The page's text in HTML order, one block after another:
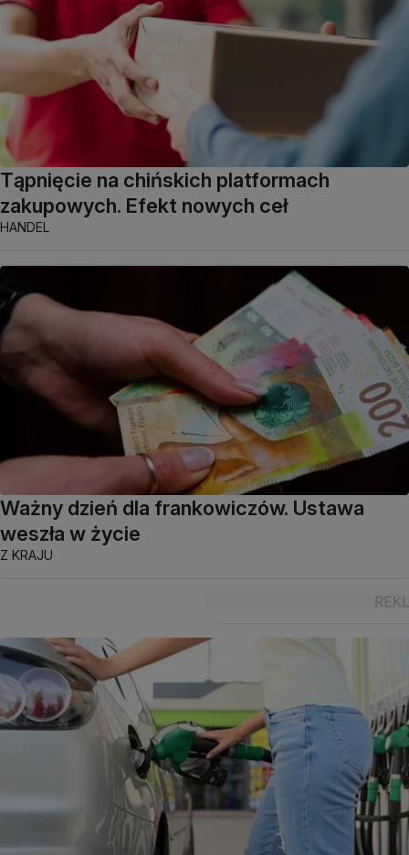
Tąpnięcie na chińskich platformach
zakupowych. Efekt nowych ceł
HANDEL
Ważny dzień dla frankowiczów. Ustawa
weszła w życie
Z KRAJU